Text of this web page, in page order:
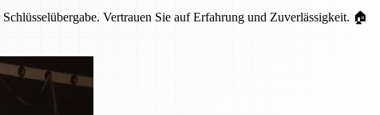
Vertrauen Sie auf Erfahrung und Zuverlässigkeit. 🏠